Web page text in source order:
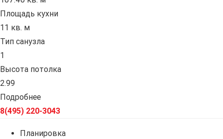
Площадь кухни
11 кв. м
Тип санузла
1
Высота потолка
2.99
Подробнее
8(495) 220-3043
Планировка